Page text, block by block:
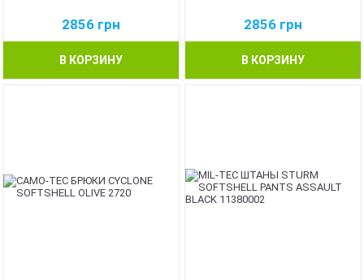
2856 грн
В КОРЗИНУ
2856 грн
В КОРЗИНУ